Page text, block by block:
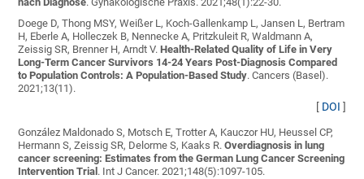
Doege D, Thong MSY, Weißer L, Koch-Gallenkamp L, Jansen L, Bertram
H, Eberle A, Holleczek B, Nennecke A, Pritzkuleit R, Waldmann A,
Zeissig SR, Brenner H, Arndt V.Health-Related Quality of Life in Very
Long-Term Cancer Survivors 14-24 Years Post-Diagnosis Compared
to Population Controls: A Population-Based Study. Cancers (Basel).
2021;13(11).
[ DOI ]
González Maldonado S, Motsch E, Trotter A, Kauczor HU, Heussel CP,
Hermann S, Zeissig SR, Delorme S, Kaaks R.Overdiagnosis in lung
cancer screening: Estimates from the German Lung Cancer Screening
Intervention Trial . Int J Cancer. 2021;148(5):1097-105.